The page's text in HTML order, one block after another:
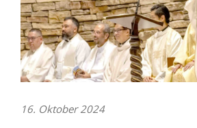
16. Oktober 2024